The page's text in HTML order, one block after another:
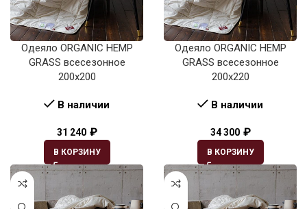
Одеяло ORGANIC HEMP
GRASS всесезонное
200х200
В наличии
31 240 ₽
В КОРЗИНУ
Одеяло ORGANIC HEMP
GRASS всесезонное
200х220
В наличии
34 300 ₽
В КОРЗИНУ